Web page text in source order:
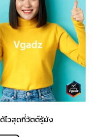
ไวสุดกี่วัตต์รู้ยัง